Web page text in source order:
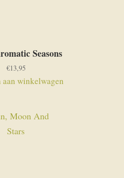
Seasons
€13,95
aan winkelwagen